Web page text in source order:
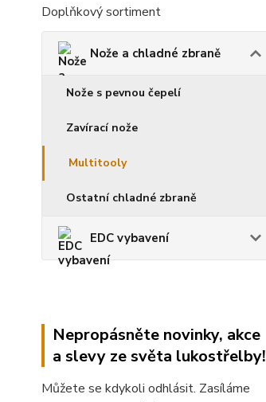
Doplňkový sortiment
Nože a chladné zbraně
Nože s pevnou čepelí
Zavírací nože
Multitooly
Ostatní chladné zbraně
EDC vybavení
Nepropásněte novinky, akce
a slevy ze světa lukostřelby!
Můžete se kdykoli odhlásit. Zasíláme